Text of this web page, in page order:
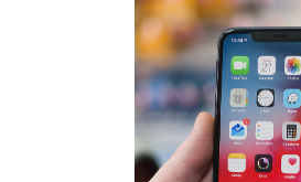
–
Apple
other